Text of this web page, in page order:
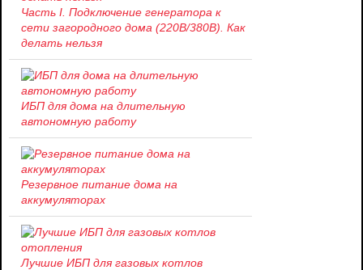
Часть I. Подключение генератора к
сети загородного дома (220В/380В). Как
делать нельзя
ИБП для дома на длительную
автономную работу
Резервное питание дома на
аккумуляторах
Лучшие ИБП для газовых котлов